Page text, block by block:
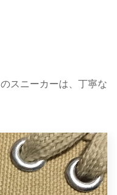
スニーカーは、丁寧な